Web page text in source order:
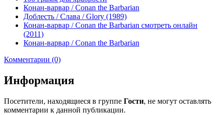
Конан-варвар / Conan the Barbarian
Доблесть / Слава / Glory (1989)
Конан-варвар / Conan the Barbarian смотреть онлайн
(2011)
Конан-варвар / Conan the Barbarian
Комментарии (0)
Информация
Посетители, находящиеся в группе Гости, не могут оставлять
комментарии к данной публикации.